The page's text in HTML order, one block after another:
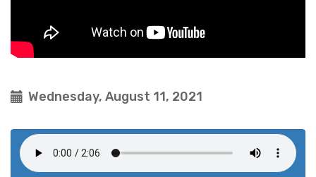
Wednesday, August 11, 2021